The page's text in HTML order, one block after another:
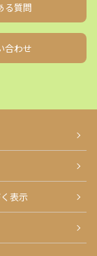
る質問
合わせ
表示